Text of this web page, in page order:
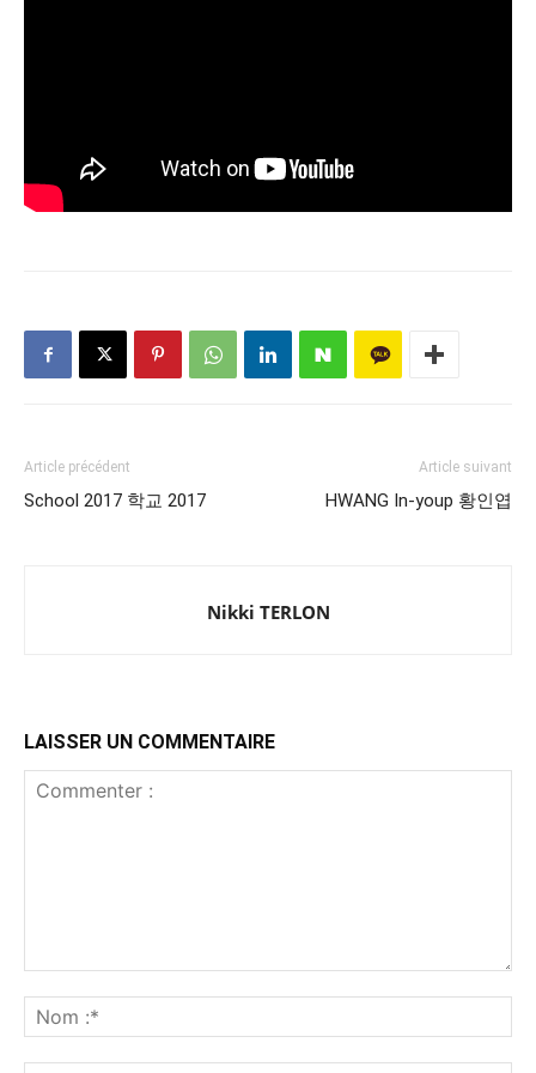
Article précédent
School 2017 학교 2017
Article suivant
HWANG In-youp 황인엽
Nikki TERLON
LAISSER UN COMMENTAIRE